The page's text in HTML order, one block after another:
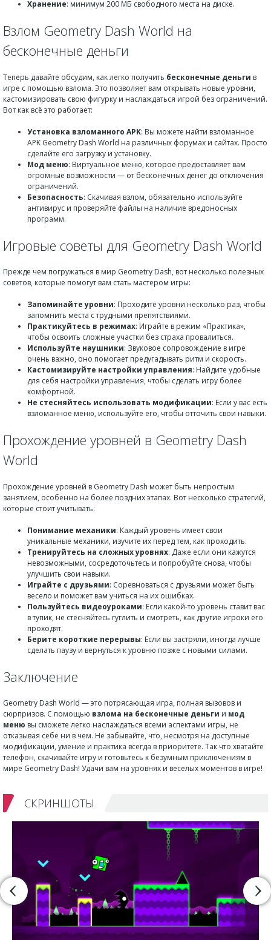
Хранение: минимум 200 МБ свободного места на диске.
Взлом Geometry Dash World на
бесконечные деньги
Теперь давайте обсудим, как легко получить бесконечные деньги в
игре с помощью взлома. Это позволяет вам открывать новые уровни,
кастомизировать свою фигурку и наслаждаться игрой без ограничений.
Вот как всё это работает:
Установка взломанного APK: Вы можете найти взломанное
APK Geometry Dash World на различных форумах и сайтах. Просто
сделайте его загрузку и установку.
Мод меню: Виртуальное меню, которое предоставляет вам
огромные возможности — от бесконечных денег до отключения
ограничений.
Безопасность: Скачивая взлом, обязательно используйте
антивирус и проверяйте файлы на наличие вредоносных
программ.
Игровые советы для Geometry Dash World
Прежде чем погружаться в мир Geometry Dash, вот несколько полезных
советов, которые помогут вам стать мастером игры:
Запоминайте уровни: Проходите уровни несколько раз, чтобы
запомнить места с трудными препятствиями.
Практикуйтесь в режимах: Играйте в режим «Практика»,
чтобы освоить сложные участки без страха провалиться.
Используйте наушники: Звуковое сопровождение в игре
очень важно, оно помогает предугадывать ритм и скорость.
Кастомизируйте настройки управления: Найдите удобные
для себя настройки управления, чтобы сделать игру более
комфортной.
Не стесняйтесь использовать модификации: Если у вас есть
взломанное меню, используйте его, чтобы отточить свои навыки.
Прохождение уровней в Geometry Dash
World
Прохождение уровней в Geometry Dash может быть непростым
занятием, особенно на более поздних этапах. Вот несколько стратегий,
которые стоит учитывать:
Понимание механики: Каждый уровень имеет свои
уникальные механики, изучите их перед тем, как проходить.
Тренируйтесь на сложных уровнях: Даже если они кажутся
невозможными, сосредоточьтесь и попробуйте снова, чтобы
улучшить свои навыки.
Играйте с друзьями: Соревноваться с друзьями может быть
весело и поможет вам учиться на их ошибках.
Пользуйтесь видеоуроками: Если какой-то уровень ставит вас
в тупик, не стесняйтесь гуглить и смотреть, как другие игроки его
проходят.
Берите короткие перерывы: Если вы застряли, иногда лучше
сделать паузу и вернуться к уровню позже с новыми силами.
Заключение
Geometry Dash World — это потрясающая игра, полная вызовов и
сюрпризов. С помощью взлома на бесконечные деньги и мод
меню вы сможете легко наслаждаться всеми аспектами игры, не
отказывая себе ни в чем. Не забывайте, что, несмотря на доступные
модификации, умение и практика всегда в приоритете. Так что хватайте
телефон, скачивайте игру и готовьтесь к безумным приключениям в
мире Geometry Dash! Удачи вам на уровнях и веселых моментов в игре!
СКРИНШОТЫ